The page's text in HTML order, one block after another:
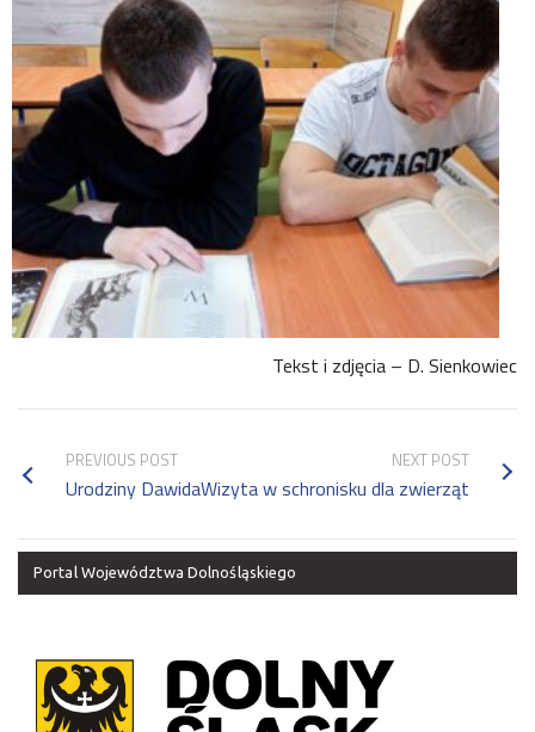
Tekst i zdjęcia – D. Sienkowiec
PREVIOUS POST
Urodziny Dawida
NEXT POST
Wizyta w schronisku dla zwierząt
Portal Województwa Dolnośląskiego